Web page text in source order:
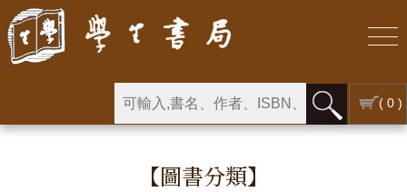
( 0 )
【圖書分類】